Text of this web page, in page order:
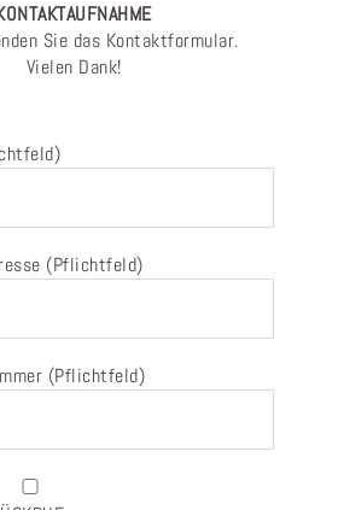
Sie das Kontaktformular.
Vielen Dank!
(Pflichtfeld)
(Pflichtfeld)